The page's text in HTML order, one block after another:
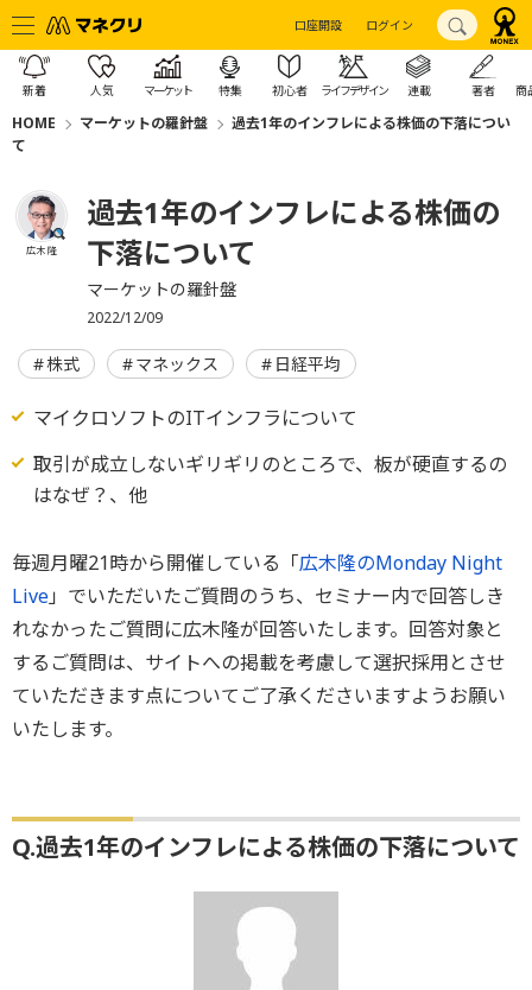
口座開設 ログイン
新着 人気 マーケット 特集 初心者 ライフデザイン 連載 著者 商
HOME マーケットの羅針盤
過去1年のインフレによる株価の下落につい
て
広木 隆
過去1年のインフレによる株価の
下落について
マーケットの羅針盤
2022/12/09
株式 マネックス 日経平均
マイクロソフトのITインフラについて
取引が成立しないギリギリのところで、板が硬直するの
はなぜ？、他
毎週月曜21時から開催している「広木隆のMonday Night
Live」でいただいたご質問のうち、セミナー内で回答しき
れなかったご質問に広木隆が回答いたします。回答対象と
するご質問は、サイトへの掲載を考慮して選択採用とさせ
ていただきます点についてご了承くださいますようお願い
いたします。
Q.過去1年のインフレによる株価の下落について